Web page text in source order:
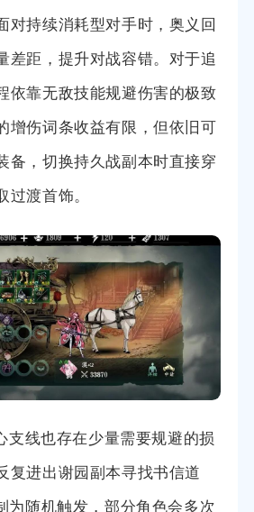
对持续消耗型对手时，奥义回
差距，提升对战容错。对于追
依靠无敌技能规避伤害的极致
增伤词条收益有限，但依旧可
备，切换持久战副本时直接穿
过渡首饰。
支线也存在少量需要规避的损
复进出谢园副本寻找书信道
为随机触发，部分角色会多次